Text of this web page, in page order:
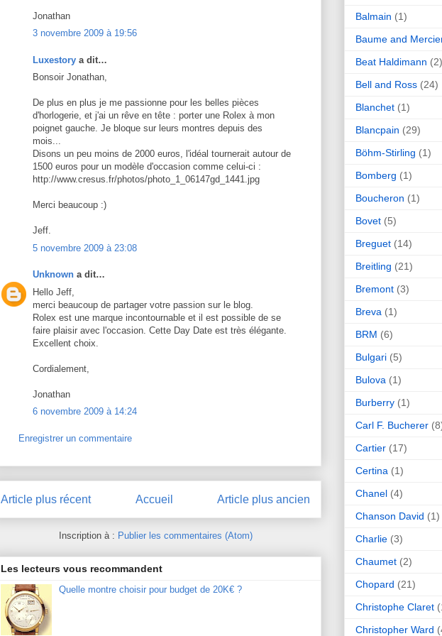
Jonathan
3 novembre 2009 à 19:56
Luxestory a dit…
Bonsoir Jonathan,
De plus en plus je me passionne pour les belles pièces
d'horlogerie, et j'ai un rêve en tête : porter une Rolex à mon
poignet gauche. Je bloque sur leurs montres depuis des
mois...
Disons un peu moins de 2000 euros, l'idéal tournerait autour de
1500 euros pour un modèle d'occasion comme celui-ci :
http://www.cresus.fr/photos/photo_1_06147gd_1441.jpg
Merci beaucoup :)
Jeff.
5 novembre 2009 à 23:08
Unknown a dit…
Hello Jeff,
merci beaucoup de partager votre passion sur le blog.
Rolex est une marque incontournable et il est possible de se
faire plaisir avec l'occasion. Cette Day Date est très élégante.
Excellent choix.
Cordialement,
Jonathan
6 novembre 2009 à 14:24
Enregistrer un commentaire
Article plus récent Article plus ancien
Accueil
Inscription à : Publier les commentaires (Atom)
Les lecteurs vous recommandent
Quelle montre choisir pour budget de 20K€ ?
Balmain (1)
Baume and
Beat Haldimann (2)
Bell and Ross (24)
Blanchet (1)
Blancpain (29)
Böhm-Stirling (1)
Bomberg (1)
Boucheron (1)
Bovet (5)
Breguet (14)
Breitling (21)
Bremont (3)
Breva (1)
BRM (6)
Bulgari (5)
Bulova (1)
Burberry (1)
Carl F. Bucherer
Cartier (17)
Certina (1)
Chanel (4)
Chanson David (1)
Charlie (3)
Chaumet (2)
Chopard (21)
Christophe Claret
Christopher Ward